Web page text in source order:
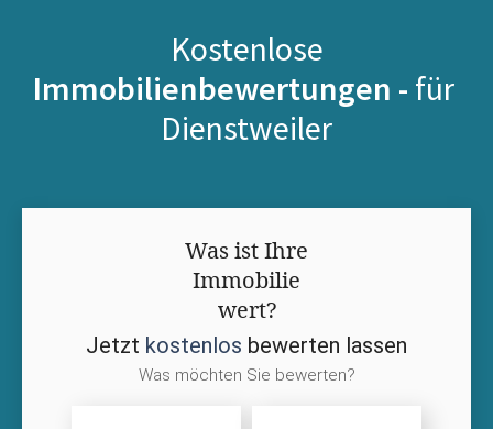
Kostenlose
Immobilienbewertungen - für
Dienstweiler
Was ist Ihre
Immobilie
wert?
Jetzt kostenlos bewerten lassen
Was möchten Sie bewerten?